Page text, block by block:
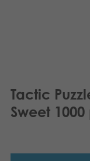
Speelgoed
Dansk
Norsk
Tactic
Sweet